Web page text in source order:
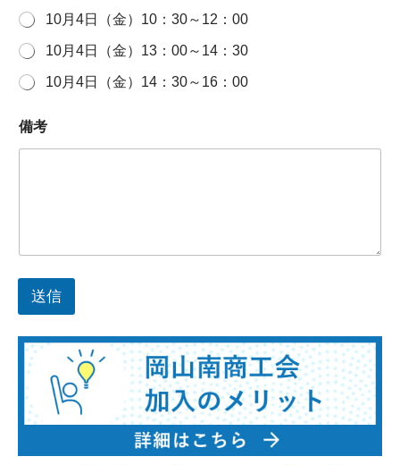
10月4日（金）10：30～12：00
10月4日（金）13：00～14：30
10月4日（金）14：30～16：00
備考
送信